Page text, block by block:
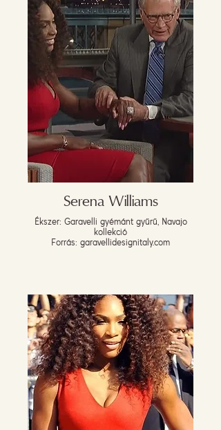
Serena Williams
Ékszer: Garavelli gyémánt gyűrű, Navajo
kollekció
Forrás: garavellidesignitaly.com